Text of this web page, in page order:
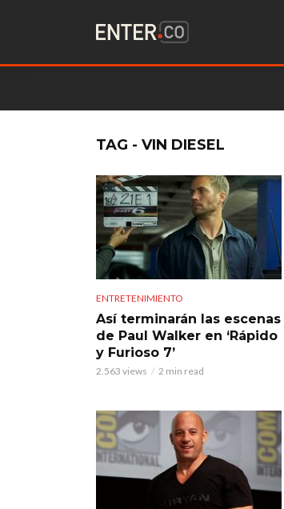
TAG - VIN DIESEL
ENTRETENIMIENTO
Así terminarán las escenas
de Paul Walker en ‘Rápido
y Furioso 7’
2.563 views 2 min read